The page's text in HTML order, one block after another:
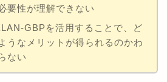
要性が理解できない
GBPを活用することで、ど
うなメリットが得られるのかわ
ない